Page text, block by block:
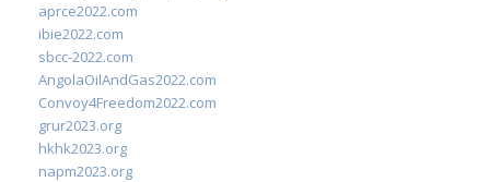
aprce2022.com
ibie2022.com
sbcc-2022.com
AngolaOilAndGas2022.com
Convoy4Freedom2022.com
grur2023.org
hkhk2023.org
napm2023.org